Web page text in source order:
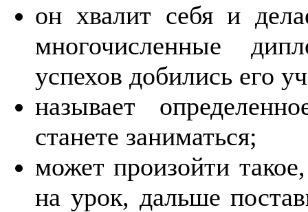
он хвалит себя и
многочисленные
успехов добились его
называет
станете заниматься;
может произойти
на урок, дальше